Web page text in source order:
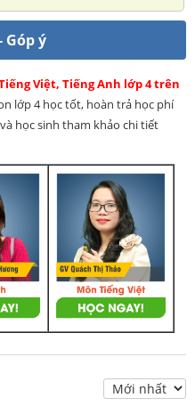
Góp ý
Việt, Tiếng Anh lớp 4 trên
lớp 4 học tốt, hoàn trả học phí
học sinh tham khảo chi tiết